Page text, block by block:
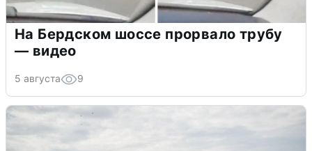
На Бердском шоссе прорвало трубу
— видео
5 августа 9